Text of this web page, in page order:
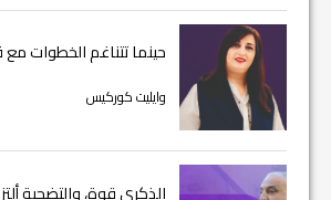
حينما تتناغم الخطوات مع
وايليت كوركيس
الذكرى قوة، والتضحية